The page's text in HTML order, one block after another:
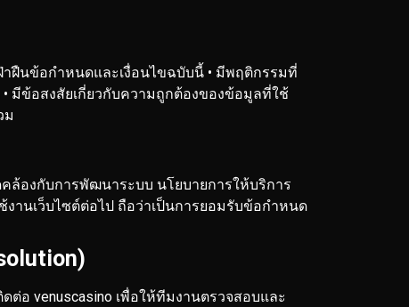
าฝืนข้อกำหนดและเงื่อนไขฉบับนี้ • มีพฤติกรรมที่
• มีข้อสงสัยเกี่ยวกับความถูกต้องของข้อมูลที่ใช้
ม
ล้องกับการพัฒนาระบบ นโยบายการให้บริการ
านเว็บไซต์ต่อไป ถือว่าเป็นการยอมรับข้อกำหนด
อ venuscasino เพื่อให้ทีมงานตรวจสอบและ